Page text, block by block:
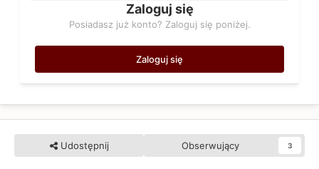
Zaloguj się
Posiadasz już konto? Zaloguj się poniżej.
Zaloguj się
Udostępnij Obserwujący 3